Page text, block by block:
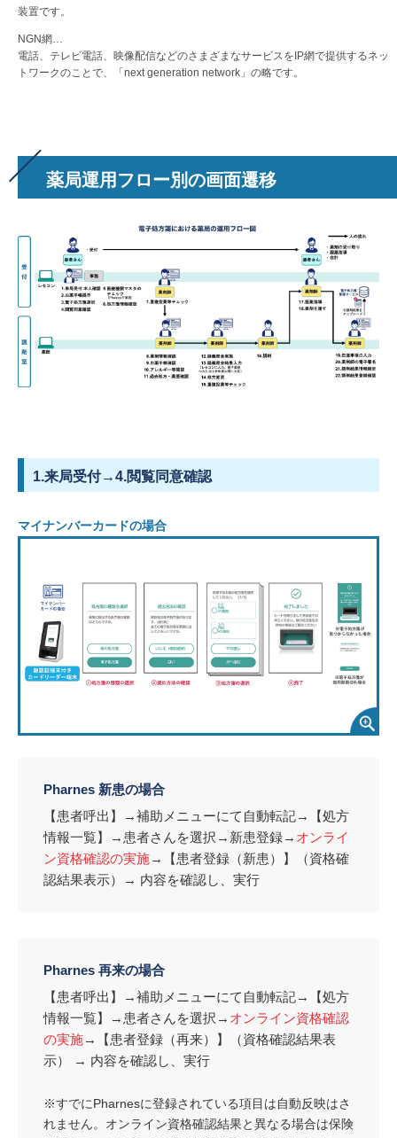
装置です。
NGN網…
電話、テレビ電話、映像配信などのさまざまなサービスをIP網で提供するネッ
トワークのことで、「next generation network」の略です。
薬局運用フロー別の画面遷移
1.来局受付→4.閲覧同意確認
マイナンバーカードの場合
Pharnes 新患の場合
【患者呼出】→補助メニューにて自動転記→【処方
情報一覧】→患者さんを選択→新患登録→ オンライ
ン資格確認の実施→【患者登録（新患）】（資格確
認結果表示）→ 内容を確認し、実行
Pharnes 再来の場合
【患者呼出】→補助メニューにて自動転記→【処方
情報一覧】→患者さんを選択→ オンライン資格確認
の実施→【患者登録（再来）】（資格確認結果表
示） → 内容を確認し、実行
※すでにPharnesに登録されている項目は自動反映はさ
れません。オンライン資格確認結果と異なる場合は保険